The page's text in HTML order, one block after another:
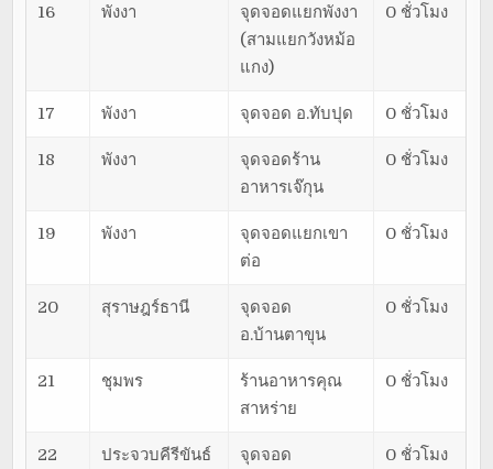
16 พังงา
จุดจอดแยกพังงา
(สามแยกวังหม้อ
แกง)
0 ชั่วโมง
17 พังงา จุดจอด อ.ทับปุด 0 ชั่วโมง
18 พังงา
จุดจอดร้าน
อาหารเจ๊กุน
0 ชั่วโมง
19 พังงา
จุดจอดแยกเขา
ต่อ
0 ชั่วโมง
20 สุราษฎร์ธานี
จุดจอด
อ.บ้านตาขุน
0 ชั่วโมง
21 ชุมพร
ร้านอาหารคุณ
สาหร่าย
0 ชั่วโมง
22 ประจวบคีรีขันธ์
จุดจอด
0 ชั่วโมง